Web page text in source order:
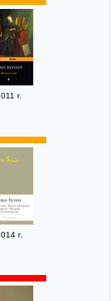
г.
г.